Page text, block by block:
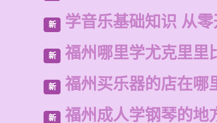
新 学音乐基础知识 从
新 福州哪里学尤克里里
新 福州买乐器的店在哪
新 福州成人学钢琴的地